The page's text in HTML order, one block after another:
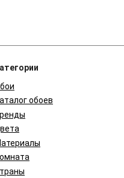
обоев